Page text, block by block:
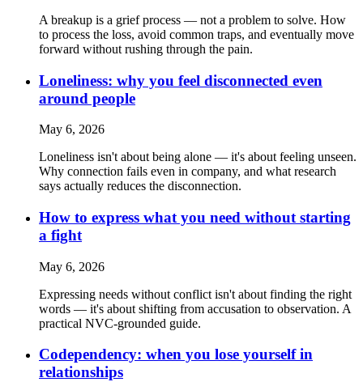
A breakup is a grief process — not a problem to solve. How
to process the loss, avoid common traps, and eventually move
forward without rushing through the pain.
Loneliness: why you feel disconnected even
around people
May 6, 2026
Loneliness isn't about being alone — it's about feeling unseen.
Why connection fails even in company, and what research
says actually reduces the disconnection.
How to express what you need without starting
a fight
May 6, 2026
Expressing needs without conflict isn't about finding the right
words — it's about shifting from accusation to observation. A
practical NVC-grounded guide.
Codependency: when you lose yourself in
relationships